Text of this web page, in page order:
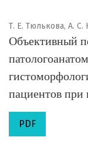
Т. Е. Тюлькова, А.
Объективный
пациентов
PDF